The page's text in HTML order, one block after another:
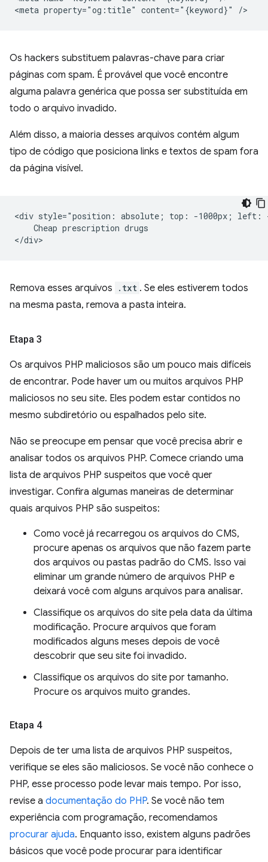
Os hackers substituem palavras-chave para criar
páginas com spam. É provável que você encontre
alguma palavra genérica que possa ser substituída em
todo o arquivo invadido.
Além disso, a maioria desses arquivos contém algum
tipo de código que posiciona links e textos de spam fora
da página visível.
<div style="position: absolute; top: -1000px; left: -
    Cheap prescription drugs
Remova esses arquivos .txt . Se eles estiverem todos
na mesma pasta, remova a pasta inteira.
Etapa 3
Os arquivos PHP maliciosos são um pouco mais difíceis
de encontrar. Pode haver um ou muitos arquivos PHP
maliciosos no seu site. Eles podem estar contidos no
mesmo subdiretório ou espalhados pelo site.
Não se preocupe em pensar que você precisa abrir e
analisar todos os arquivos PHP. Comece criando uma
lista de arquivos PHP suspeitos que você quer
investigar. Confira algumas maneiras de determinar
quais arquivos PHP são suspeitos:
Como você já recarregou os arquivos do CMS,
procure apenas os arquivos que não fazem parte
dos arquivos ou pastas padrão do CMS. Isso vai
eliminar um grande número de arquivos PHP e
deixará você com alguns arquivos para analisar.
Classifique os arquivos do site pela data da última
modificação. Procure arquivos que foram
modificados alguns meses depois de você
descobrir que seu site foi invadido.
Classifique os arquivos do site por tamanho.
Procure os arquivos muito grandes.
Etapa 4
Depois de ter uma lista de arquivos PHP suspeitos,
verifique se eles são maliciosos. Se você não conhece o
PHP, esse processo pode levar mais tempo. Por isso,
revise a documentação do PHP. Se você não tem
experiência com programação, recomendamos
procurar ajuda. Enquanto isso, existem alguns padrões
básicos que você pode procurar para identificar